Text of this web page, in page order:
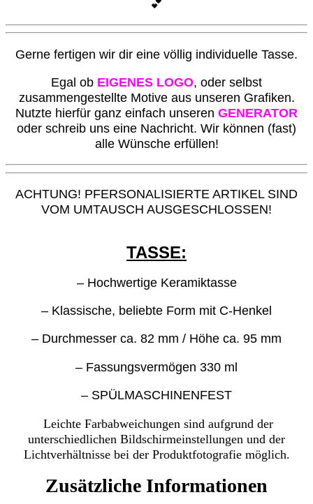
💕
Gerne fertigen wir dir eine völlig individuelle Tasse.
Egal ob EIGENES LOGO, oder selbst
zusammengestellte Motive aus unseren Grafiken.
Nutzte hierfür ganz einfach unseren GENERATOR
oder schreib uns eine Nachricht. Wir können (fast)
alle Wünsche erfüllen!
ACHTUNG! PFERSONALISIERTE ARTIKEL SIND
VOM UMTAUSCH AUSGESCHLOSSEN!
TASSE:
– Hochwertige Keramiktasse
– Klassische, beliebte Form mit C-Henkel
– Durchmesser ca. 82 mm / Höhe ca. 95 mm
– Fassungsvermögen 330 ml
– SPÜLMASCHINENFEST
Leichte Farbabweichungen sind aufgrund der
unterschiedlichen Bildschirmeinstellungen und der
Lichtverhältnisse bei der Produktfotografie möglich.
Zusätzliche Informationen